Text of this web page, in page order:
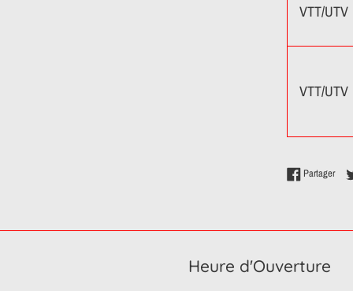
VTT/UTV
VTT/UTV
Partager
Heure d'Ouverture